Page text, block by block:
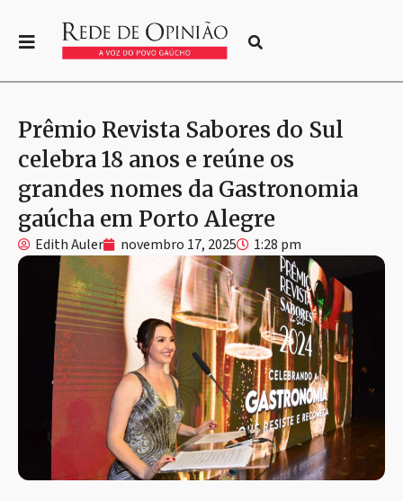
Prêmio Revista Sabores do Sul
celebra 18 anos e reúne os
grandes nomes da Gastronomia
gaúcha em Porto Alegre
Edith Auler novembro 17, 2025 1:28 pm